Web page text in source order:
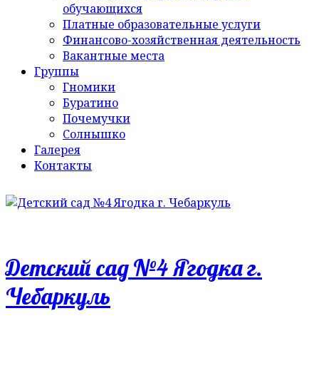
обучающихся
Платные образовательные услуги
Финансово-хозяйственная деятельность
Вакантные места
Группы
Гномики
Буратино
Почемучки
Солнышко
Галерея
Контакты
Детский сад №4 Ягодка г.
Чебаркуль